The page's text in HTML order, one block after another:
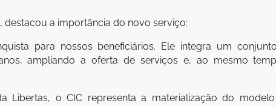
destacou a importância do novo serviço:
para nossos beneficiários. Ele integra um
ampliando a oferta de serviços e, ao mesmo
Libertas, o CIC representa a materialização do